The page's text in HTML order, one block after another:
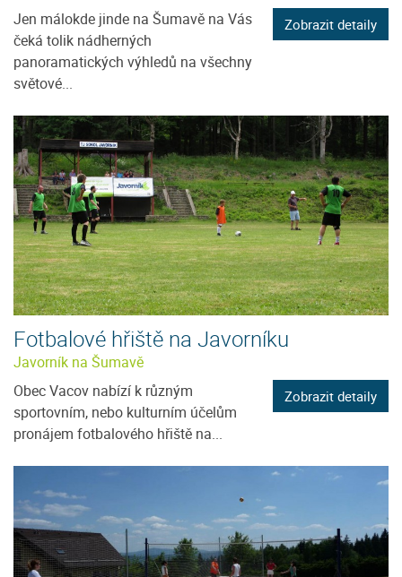
Jen málokde jinde na Šumavě na Vás
čeká tolik nádherných
panoramatických výhledů na všechny
světové...
Zobrazit detaily
Fotbalové hřiště na Javorníku
Javorník na Šumavě
Obec Vacov nabízí k různým
sportovním, nebo kulturním účelům
pronájem fotbalového hřiště na...
Zobrazit detaily